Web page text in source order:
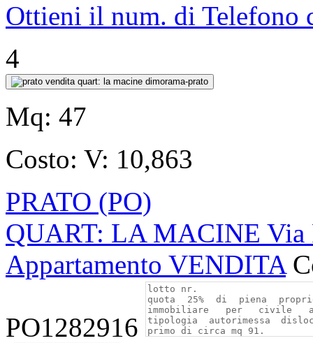
Ottieni il num. di Telefono
4
Mq: 47
Costo: V: 10,863
PRATO (PO)
QUART: LA MACINE Via
Appartamento VENDITA
PO1282916